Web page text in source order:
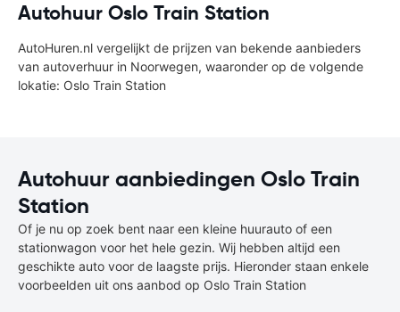
Autohuur Oslo Train Station
AutoHuren.nl vergelijkt de prijzen van bekende aanbieders
van autoverhuur in Noorwegen, waaronder op de volgende
lokatie: Oslo Train Station
Autohuur aanbiedingen Oslo Train
Station
Of je nu op zoek bent naar een kleine huurauto of een
stationwagon voor het hele gezin. Wij hebben altijd een
geschikte auto voor de laagste prijs. Hieronder staan enkele
voorbeelden uit ons aanbod op Oslo Train Station